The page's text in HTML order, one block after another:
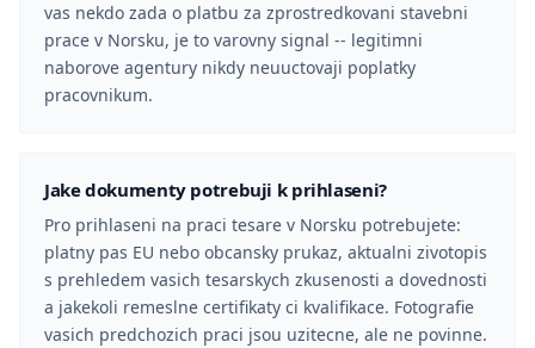
vas nekdo zada o platbu za zprostredkovani stavebni
prace v Norsku, je to varovny signal -- legitimni
naborove agentury nikdy neuuctovaji poplatky
pracovnikum.
Jake dokumenty potrebuji k prihlaseni?
Pro prihlaseni na praci tesare v Norsku potrebujete:
platny pas EU nebo obcansky prukaz, aktualni zivotopis
s prehledem vasich tesarskych zkusenosti a dovednosti
a jakekoli remeslne certifikaty ci kvalifikace. Fotografie
vasich predchozich praci jsou uzitecne, ale ne povinne.